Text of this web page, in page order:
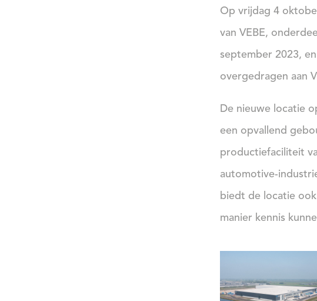
Op vrijdag 4
van VEBE,
september 2023,
overgedragen aan
De nieuwe locatie
een opvallend
productiefaciliteit
automotive-
biedt de locatie
manier kennis